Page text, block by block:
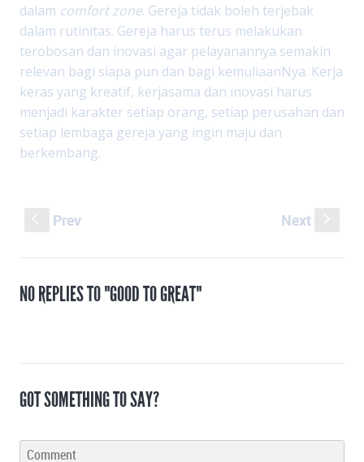
dalam comfort zone. Gereja tidak boleh terjebak
dalam rutinitas. Gereja harus terus melakukan
terobosan dan inovasi agar pelayanannya semakin
relevan bagi siapa pun dan bagi kemuliaanNya. Kerja
keras yang kreatif, kerjasama dan inovasi harus
menjadi karakter setiap orang, setiap perusahan dan
setiap lembaga gereja yang ingin maju dan
berkembang.
Prev Next
NO REPLIES TO "GOOD TO GREAT"
GOT SOMETHING TO SAY?